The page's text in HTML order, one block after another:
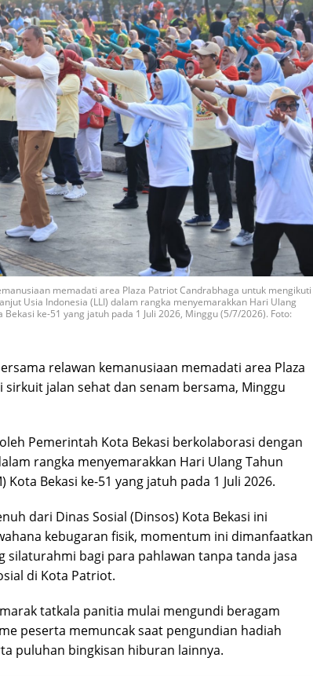
memadati area Plaza Patriot Candrabhaga untuk mengikuti
Usia Indonesia (LLI) dalam rangka menyemarakkan Hari Ulang
ke-51 yang jatuh pada 1 Juli 2026, Minggu (5/7/2026). Foto:
relawan kemanusiaan memadati area Plaza
jalan sehat dan senam bersama, Minggu
Pemerintah Kota Bekasi berkolaborasi dengan
rangka menyemarakkan Hari Ulang Tahun
Kota Bekasi ke-51 yang jatuh pada 1 Juli 2026.
dari Dinas Sosial (Dinsos) Kota Bekasi ini
kebugaran fisik, momentum ini dimanfaatkan
silaturahmi bagi para pahlawan tanpa tanda jasa
di Kota Patriot.
tatkala panitia mulai mengundi beragam
peserta memuncak saat pengundian hadiah
puluhan bingkisan hiburan lainnya.